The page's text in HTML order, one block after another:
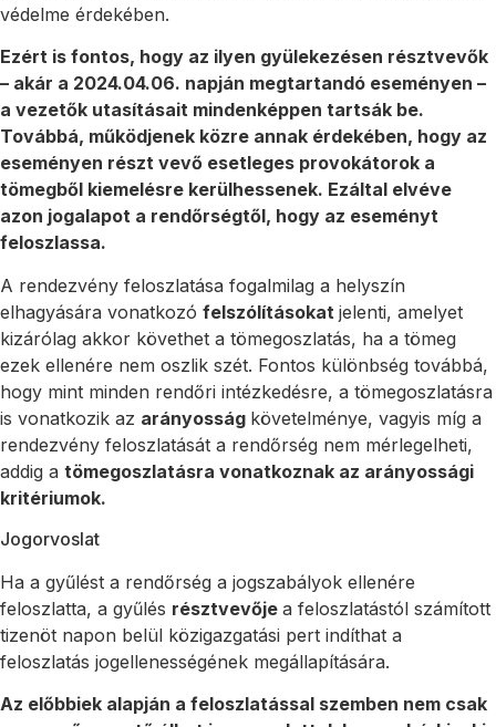
védelme érdekében.
Ezért is fontos, hogy az ilyen gyülekezésen résztvevők
– akár a 2024.04.06. napján megtartandó eseményen –
a vezetők utasításait mindenképpen tartsák be.
Továbbá, működjenek közre annak érdekében, hogy az
eseményen részt vevő esetleges provokátorok a
tömegből kiemelésre kerülhessenek. Ezáltal elvéve
azon jogalapot a rendőrségtől, hogy az eseményt
feloszlassa.
A rendezvény feloszlatása fogalmilag a helyszín
elhagyására vonatkozó felszólításokat jelenti, amelyet
kizárólag akkor követhet a tömegoszlatás, ha a tömeg
ezek ellenére nem oszlik szét. Fontos különbség továbbá,
hogy mint minden rendőri intézkedésre, a tömegoszlatásra
is vonatkozik az arányosság követelménye, vagyis míg a
rendezvény feloszlatását a rendőrség nem mérlegelheti,
addig a tömegoszlatásra vonatkoznak az arányossági
kritériumok.
Jogorvoslat
Ha a gyűlést a rendőrség a jogszabályok ellenére
feloszlatta, a gyűlés résztvevője a feloszlatástól számított
tizenöt napon belül közigazgatási pert indíthat a
feloszlatás jogellenességének megállapítására.
Az előbbiek alapján a feloszlatással szemben nem csak